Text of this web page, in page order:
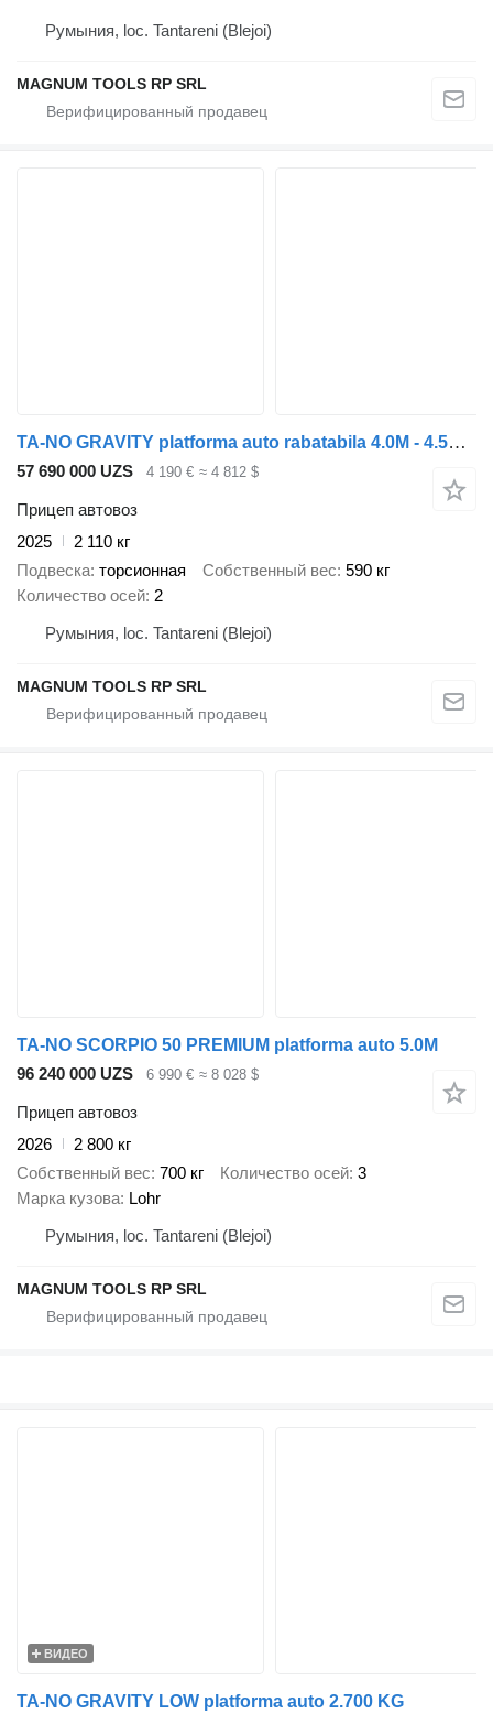
Румыния, loc. Tantareni (Blejoi)
MAGNUM TOOLS RP SRL
TA-NO GRAVITY platforma auto rabatabila 4.0M - 4.5M - 5.0M 2700 KG
57 690 000 UZS 4 190 € ≈ 4 812 $
Прицеп автовоз
2025
2 110 кг
Подвеска торсионная Собственный вес 590 кг
Количество осей 2
Румыния, loc. Tantareni (Blejoi)
MAGNUM TOOLS RP SRL
TA-NO SCORPIO 50 PREMIUM platforma auto 5.0M
96 240 000 UZS
6 990 € ≈ 8 028 $
Прицеп автовоз
2026
2 800 кг
Собственный вес 700 кг Количество осей 3
Марка кузова Lohr
Румыния, loc. Tantareni (Blejoi)
MAGNUM TOOLS RP SRL
ВИДЕО
TA-NO GRAVITY LOW platforma auto 2.700 KG